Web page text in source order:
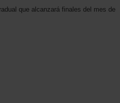
que alcanzará finales del mes de